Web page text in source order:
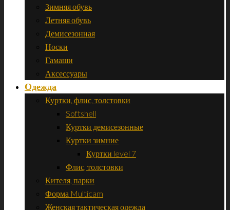
Зимняя обувь
Летняя обувь
Демисезонная
Носки
Гамаши
Аксессуары
Одежда
Куртки, флис, толстовки
Softshell
Куртки демисезонные
Куртки зимние
Куртки level 7
Флис, толстовки
Кителя, парки
Форма Multicam
Женская тактическая одежда